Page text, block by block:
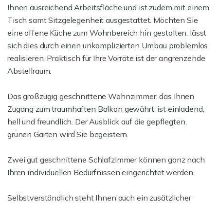
Ihnen ausreichend Arbeitsfläche und ist zudem mit einem
Tisch samt Sitzgelegenheit ausgestattet. Möchten Sie
eine offene Küche zum Wohnbereich hin gestalten, lässt
sich dies durch einen unkomplizierten Umbau problemlos
realisieren. Praktisch für Ihre Vorräte ist der angrenzende
Abstellraum.
Das großzügig geschnittene Wohnzimmer, das Ihnen
Zugang zum traumhaften Balkon gewährt, ist einladend,
hell und freundlich. Der Ausblick auf die gepflegten,
grünen Gärten wird Sie begeistern.
Zwei gut geschnittene Schlafzimmer können ganz nach
Ihren individuellen Bedürfnissen eingerichtet werden.
Selbstverständlich steht Ihnen auch ein zusätzlicher